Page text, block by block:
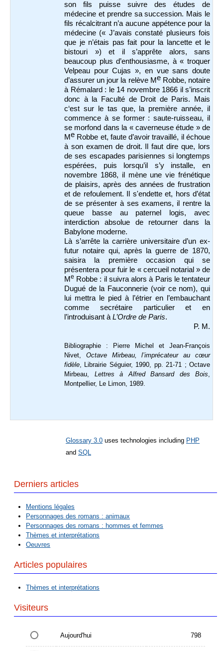
son fils puisse suivre des études de
médecine et prendre sa succession. Mais le
fils récalcitrant n’a aucune appétence pour la
médecine (« J’avais constaté plusieurs fois
que je n’étais pas fait pour la lancette et le
bistouri ») et il s’apprête alors, sans
beaucoup plus d’enthousiasme, à « troquer
Velpeau pour Cujas », en vue sans doute
d’assurer un jour la relève MeRobbe, notaire
à Rémalard : le 14 novembre 1866 il s’inscrit
donc à la Faculté de Droit de Paris. Mais
c‘est sur le tas que, la première année, il
commence à se former : saute-ruisseau, il
se morfond dans la « caverneuse étude » de
Me Robbe et, faute d’avoir travaillé, il échoue
à son examen de droit. Il faut dire que, lors
de ses escapades parisiennes si longtemps
espérées, puis lorsqu’il s’y installe, en
novembre 1868, il mène une vie frénétique
de plaisirs, après des années de frustration
et de refoulement. Il s'endette et, hors d’état
de se présenter à ses examens, il rentre la
queue basse au paternel logis, avec
interdiction absolue de retourner dans la
Babylone moderne.
Là s’arrête la carrière universitaire d’un ex-
futur notaire qui, après la guerre de 1870,
saisira la première occasion qui se
présentera pour fuir le « cercueil notarial » de
M e Robbe : il suivra alors à Paris le tentateur
Dugué de la Fauconnerie (voir ce nom), qui
lui mettra le pied à l’étrier en l’embauchant
comme secrétaire particulier et en
l’introduisant àL’Ordre de Paris.
P. M.
Bibliographie : Pierre Michel et Jean-François
Nivet, Octave Mirbeau, l’imprécateur au cœur
fidèle, Librairie Séguier, 1990, pp. 21-71 ; Octave
Mirbeau, Lettres à Alfred Bansard des Bois,
Montpellier, Le Limon, 1989.
Glossary 3.0 uses technologies including PHP
and SQL
Derniers articles
Mentions légales
Personnages des romans : animaux
Personnages des romans : hommes et femmes
Thèmes et interprétations
Oeuvres
Articles populaires
Thèmes et interprétations
Visiteurs
Aujourd'hui 798